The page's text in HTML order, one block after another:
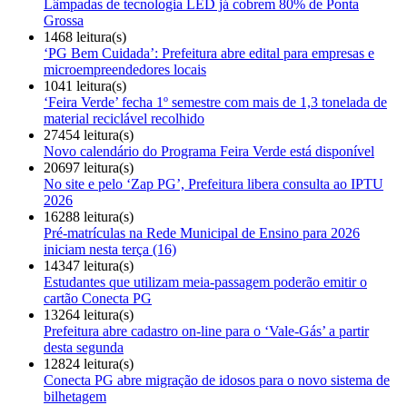
Lâmpadas de tecnologia LED já cobrem 80% de Ponta
Grossa
1468 leitura(s)
‘PG Bem Cuidada’: Prefeitura abre edital para empresas e
microempreendedores locais
1041 leitura(s)
‘Feira Verde’ fecha 1º semestre com mais de 1,3 tonelada de
material reciclável recolhido
27454 leitura(s)
Novo calendário do Programa Feira Verde está disponível
20697 leitura(s)
No site e pelo ‘Zap PG’, Prefeitura libera consulta ao IPTU
2026
16288 leitura(s)
Pré-matrículas na Rede Municipal de Ensino para 2026
iniciam nesta terça (16)
14347 leitura(s)
Estudantes que utilizam meia-passagem poderão emitir o
cartão Conecta PG
13264 leitura(s)
Prefeitura abre cadastro on-line para o ‘Vale-Gás’ a partir
desta segunda
12824 leitura(s)
Conecta PG abre migração de idosos para o novo sistema de
bilhetagem